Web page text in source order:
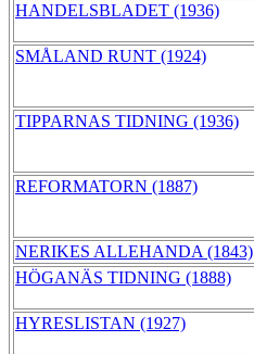
HANDELSBLADET (1936)
SMÅLAND RUNT (1924)
TIPPARNAS TIDNING (1936)
REFORMATORN (1887)
NERIKES ALLEHANDA (1843)
HÖGANÄS TIDNING (1888)
HYRESLISTAN (1927)